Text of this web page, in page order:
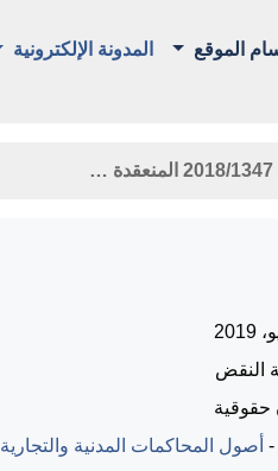
الموقع المدونة الإلكترونية
النقض
- أصول المحاكمات المدنية والتجارية